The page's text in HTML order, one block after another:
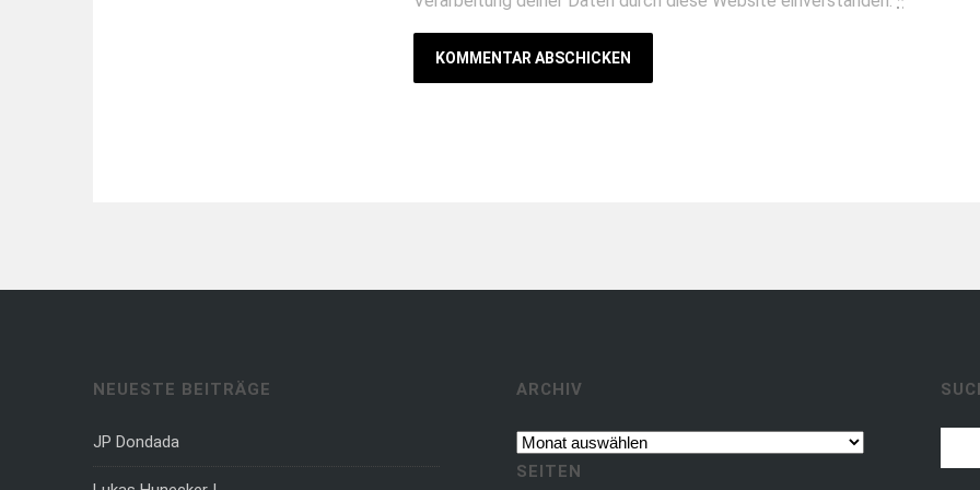
NEUESTE BEITRÄGE
JP Dondada
ARCHIV
SEITEN